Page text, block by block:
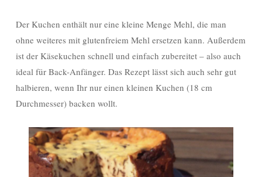
Der Kuchen enthält nur eine kleine Menge Mehl, die man
ohne weiteres mit glutenfreiem Mehl ersetzen kann. Außerdem
ist der Käsekuchen schnell und einfach zubereitet – also auch
ideal für Back-Anfänger. Das Rezept lässt sich auch sehr gut
halbieren, wenn Ihr nur einen kleinen Kuchen (18 cm
Durchmesser) backen wollt.